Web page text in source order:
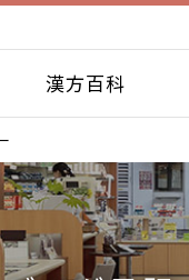
漢方百科